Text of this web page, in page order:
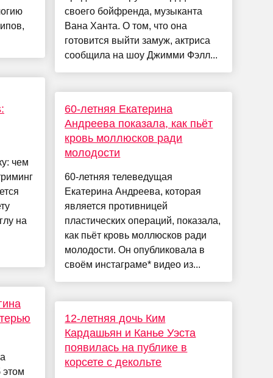
чем
на
этом
своего бойфренда, музыканта
Вана Ханта. О том, что она
готовится выйти замуж, актриса
сообщила на шоу Джимми Фэлл...
60-летняя Екатерина
Андреева показала, как пьёт
кровь моллюсков ради
молодости
60-летняя телеведущая
Екатерина Андреева, которая
является противницей
пластических операций, показала,
как пьёт кровь моллюсков ради
молодости. Он опубликовала в
своём инстаграме* видео из...
12-летняя дочь Ким
Кардашьян и Канье Уэста
появилась на публике в
корсете с декольте